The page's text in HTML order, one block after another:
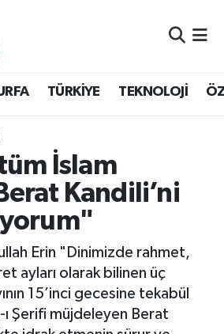
TÜRKİYE TEKNOLOJİ
İslam
Kandili’ni
Erin "Dinimizde rahmet,
ayları olarak bilinen üç
15’inci gecesine tekabül
Şerifi müjdeleyen Berat
Durumu ve Fikstür